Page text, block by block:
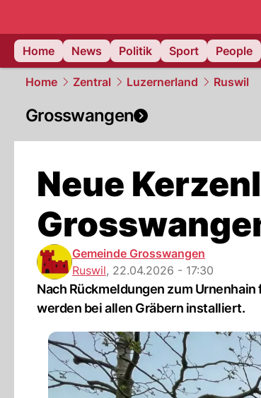
Home
News Politik Sport People
Home Zentral Luzernerland Ruswil
Grosswangen
Neue
Gemeinde Grosswangen
Ruswil, 22.04.2026 - 17:30
Nach Rückmeldungen zum
werden bei allen Gräbern installiert.